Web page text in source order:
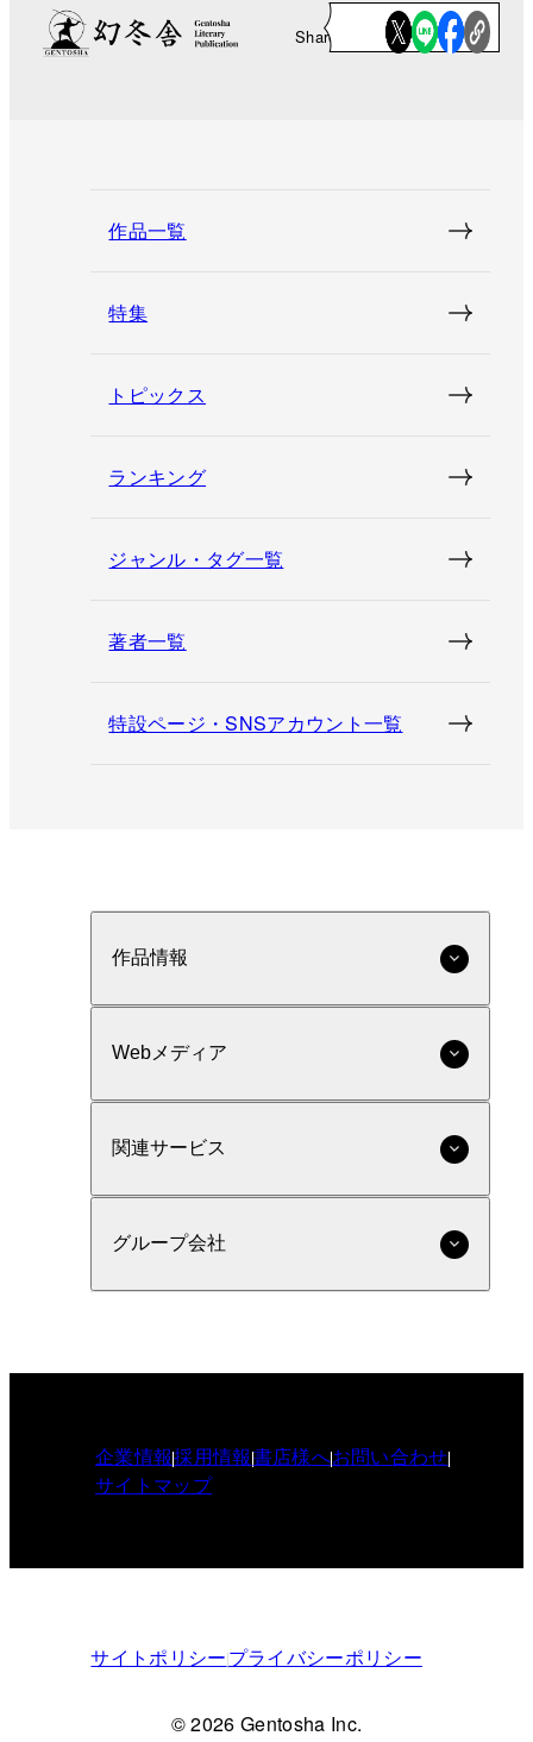
Share
作品一覧
特集
トピックス
ランキング
ジャンル・タグ一覧
著者一覧
特設ページ・SNSアカウント一覧
作品情報
Webメディア
関連サービス
グループ会社
企業情報採用情報書店様へお問い合わせ
サイトマップ
サイトポリシープライバシーポリシー
© 2026 Gentosha Inc.